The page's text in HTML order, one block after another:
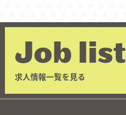
Job list
求人情報一覧を見る